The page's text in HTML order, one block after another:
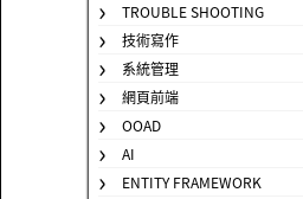
TROUBLE SHOOTING
技術寫作
系統管理
網頁前端
OOAD
AI
ENTITY FRAMEWORK